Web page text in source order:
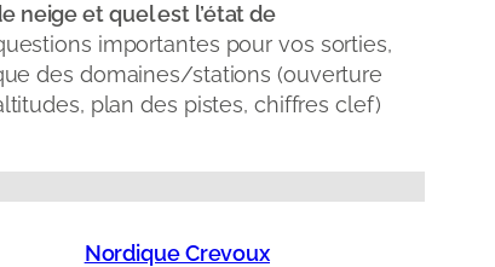
neige et quel est l’état de
importantes pour vos sorties,
des domaines/stations (ouverture
plan des pistes, chiffres clef)
Nordique Crevoux